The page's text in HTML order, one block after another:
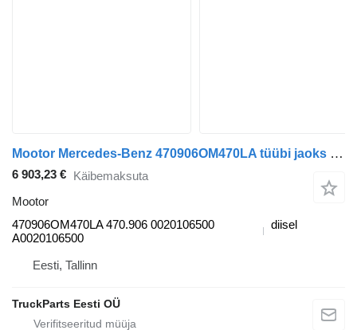
Mootor Mercedes-Benz 470906OM470LA tüübi jaoks sadulveoki Mercedes-Benz Actros MP4 Antos Arocs (2012-)
6 903,23 € Käibemaksuta
Mootor
470906OM470LA 470.906 0020106500
A0020106500
diisel
Eesti, Tallinn
TruckParts Eesti OÜ